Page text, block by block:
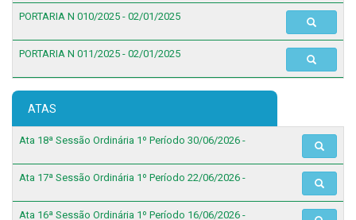
PORTARIA N 010/2025 - 02/01/2025
PORTARIA N 011/2025 - 02/01/2025
ATAS
Ata 18ª Sessão Ordinária 1º Período 30/06/2026 -
Ata 17ª Sessão Ordinária 1º Período 22/06/2026 -
Ata 16ª Sessão Ordinária 1º Período 16/06/2026 -